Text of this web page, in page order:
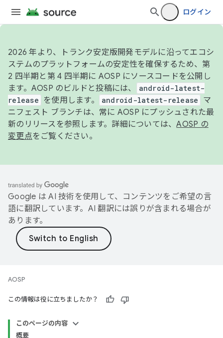
ログイン
2026 年より、トランク安定版開発モデルに沿ってエコシ
ステムのプラットフォームの安定性を確保するため、第
2 四半期と第 4 四半期に AOSP にソースコードを公開し
ます。AOSP のビルドと投稿には、
android-latest-
release
を使用します。 android-latest-release
マ
ニフェスト ブランチは、常に AOSP にプッシュされた最
新のリリースを参照します。詳細については、AOSP の
変更点をご覧ください。
Google は AI 技術を使用して、コンテンツをご希望の言
語に翻訳しています。AI 翻訳には誤りが含まれる場合が
あります。
AOSP
この情報は役に立ちましたか？
このページの内容
概要